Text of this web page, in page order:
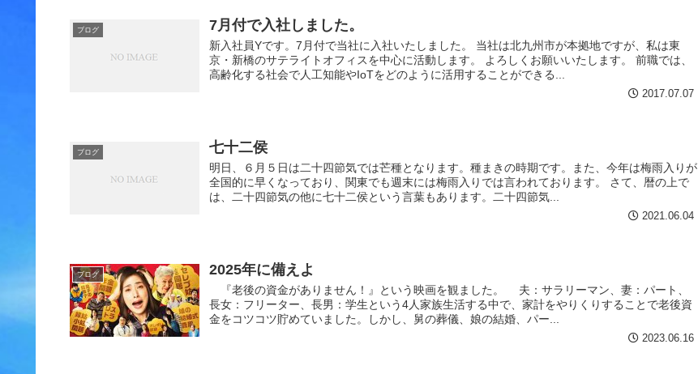
ブログ 7月付で入社しました。
新入社員Yです。7月付で当社に入社いたしました。 当社は北九州市が本拠地ですが、私は東
京・新橋のサテライトオフィスを中心に活動します。 よろしくお願いいたします。 前職では、
高齢化する社会で人工知能やIoTをどのように活用することができる...
2017.07.07
ブログ 七十二侯
明日、６月５日は二十四節気では芒種となります。種まきの時期です。また、今年は梅雨入りが
全国的に早くなっており、関東でも週末には梅雨入りでは言われております。 さて、暦の上で
は、二十四節気の他に七十二侯という言葉もあります。二十四節気...
2021.06.04
ブログ 2025年に備えよ
『老後の資金がありません！』という映画を観ました。 夫：サラリーマン、妻：パート、
長女：フリーター、長男：学生という4人家族生活する中で、家計をやりくりすることで老後資
金をコツコツ貯めていました。しかし、舅の葬儀、娘の結婚、パー...
2023.06.16